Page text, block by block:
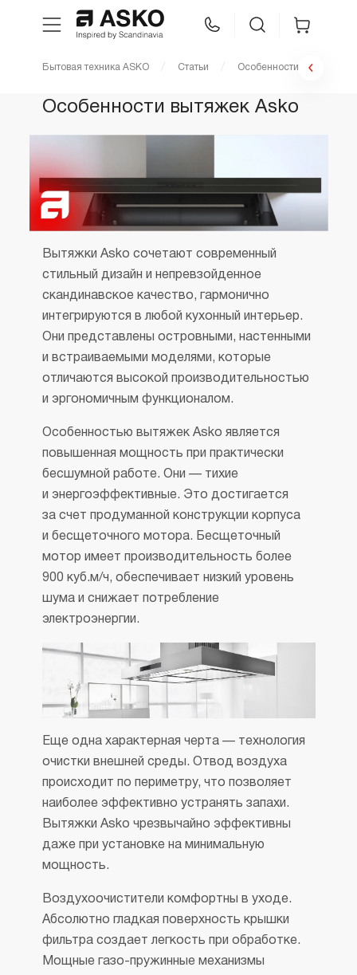
Техника для кухни
Уход за бельем
Asko Professional
Аксессуары
Шоу-рум
Бытовая техника ASKO Статьи Особенности вытяжек
Особенности вытяжек Asko
Вытяжки Asko сочетают современный
стильный дизайн и непревзойденное
скандинавское качество, гармонично
интегрируются в любой кухонный интерьер.
Они представлены островными, настенными
и встраиваемыми моделями, которые
отличаются высокой производительностью
и эргономичным функционалом.
Особенностью вытяжек Asko является
повышенная мощность при практически
бесшумной работе. Они — тихие
и энергоэффективные. Это достигается
за счет продуманной конструкции корпуса
и бесщеточного мотора. Бесщеточный
мотор имеет производительность более
900 куб. м/ч , обеспечивает низкий уровень
шума и снижает потребление
электроэнергии.
Еще одна характерная черта — технология
очистки внешней среды. Отвод воздуха
происходит по периметру, что позволяет
наиболее эффективно устранять запахи.
Вытяжки Asko чрезвычайно эффективны
даже при установке на минимальную
мощность.
Воздухоочистители комфортны в уходе.
Абсолютно гладкая поверхность крышки
фильтра создает легкость при обработке.
Мощные газо-пружинныемеханизмы